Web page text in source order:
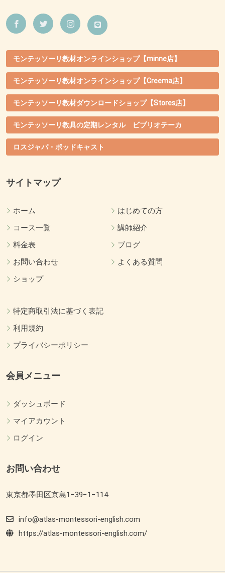
モンテッソーリ教材オンラインショップ【minne店】
モンテッソーリ教材オンラインショップ【Creema店】
モンテッソーリ教材ダウンロードショップ【Stores店】
モンテッソーリ教具の定期レンタル ビブリオテーカ
ロスジャパ・ポッドキャスト
サイトマップ
ホーム
はじめての方
コース一覧
講師紹介
料金表
ブログ
お問い合わせ
よくある質問
ショップ
特定商取引法に基づく表記
利用規約
プライバシーポリシー
会員メニュー
ダッシュボード
マイアカウント
ログイン
お問い合わせ
東京都墨田区京島1−39−1−114
info@atlas-montessori-english.com
https://atlas-montessori-english.com/